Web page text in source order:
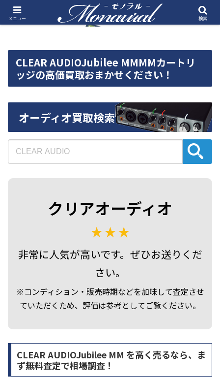
CLEAR AUDIOJubilee MMMMカートリ
ッジの高価買取おまかせください！
オーディオ買取検索
クリアオーディオ
非常に人気が高いです。ぜひお送りくだ
さい。
※コンディション・販売時期などを加味して査定させ
ていただくため、評価は参考としてご覧ください。
CLEAR AUDIOJubilee MM を高く売るなら、ま
ず無料査定で相場調査！
メニュー 検索